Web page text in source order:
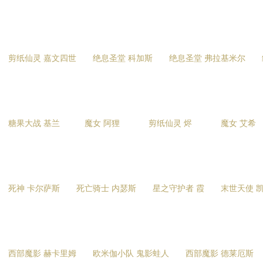
剪纸仙灵 嘉文四世 绝息圣堂 科加斯 绝息圣堂 弗拉基米尔
糖果大战 基兰 魔女 阿狸 剪纸仙灵 烬 魔女 艾希
死神 卡尔萨斯 死亡骑士 内瑟斯 星之守护者 霞 末世天使
西部魔影 赫卡里姆 欧米伽小队 鬼影蛙人 西部魔影 德莱厄斯